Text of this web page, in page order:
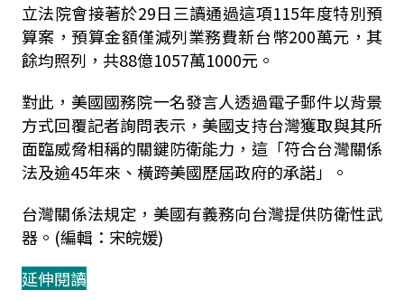
立法院會接著於29日三讀通過這項115年度特別預
算案，預算金額僅減列業務費新台幣200萬元，其
餘均照列，共88億1057萬1000元。
對此，美國國務院一名發言人透過電子郵件以背景
方式回覆記者詢問表示，美國支持台灣獲取與其所
面臨威脅相稱的關鍵防衛能力，這「符合台灣關係
法及逾45年來、橫跨美國歷屆政府的承諾」。
台灣關係法規定，美國有義務向台灣提供防衛性武
器。(編輯：宋皖媛)
延伸閱讀